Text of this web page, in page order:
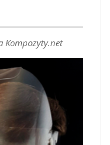
Kompozyty.net